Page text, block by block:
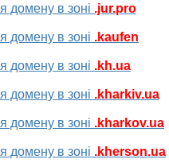
домену в зоні .jur.pro
домену в зоні .kaufen
домену в зоні .kh.ua
домену в зоні .kharkiv.ua
домену в зоні .kharkov.ua
домену в зоні .kherson.ua